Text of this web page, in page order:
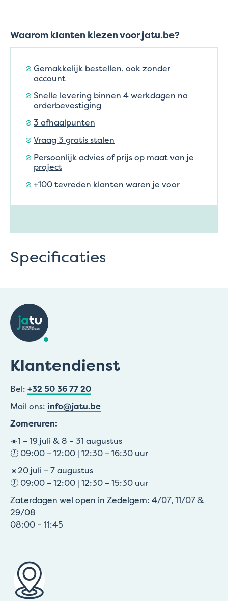
Waarom klanten kiezen voor jatu.be?
Gemakkelijk bestellen, ook zonder
account
Snelle levering binnen 4 werkdagen na
orderbevestiging
3 afhaalpunten
Vraag 3 gratis stalen
Persoonlijk advies of prijs op maat van je
project
+100 tevreden klanten waren je voor
Specificaties
Klantendienst
Bel: +32 50 36 77 20
Mail ons: info@jatu.be
Zomeruren:
☀️1 – 19 juli & 8 – 31 augustus
🕖 09:00 – 12:00 | 12:30 – 16:30 uur
☀️20 juli – 7 augustus
🕖 09:00 – 12:00 | 12:30 – 15:30 uur
Zaterdagen wel open in Zedelgem: 4/07, 11/07 &
29/08
08:00 – 11:45